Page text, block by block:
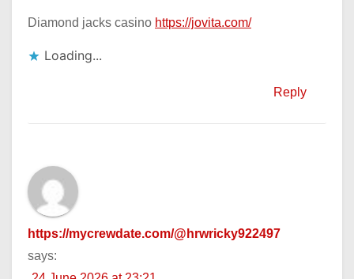
Diamond jacks casino https://jovita.com/
Loading...
Reply
https://mycrewdate.com/@hrwricky922497
says: